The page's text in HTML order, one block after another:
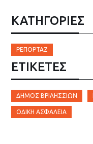
ΚΑΤΗΓΟΡΙΕΣ
ΡΕΠΟΡΤΆΖ
ΕΤΙΚΈΤΕΣ
ΔΉΜΟΣ ΒΡΙΛΗΣΣΊΩΝ
ΟΔΙΚΉ ΑΣΦΆΛΕΙΑ